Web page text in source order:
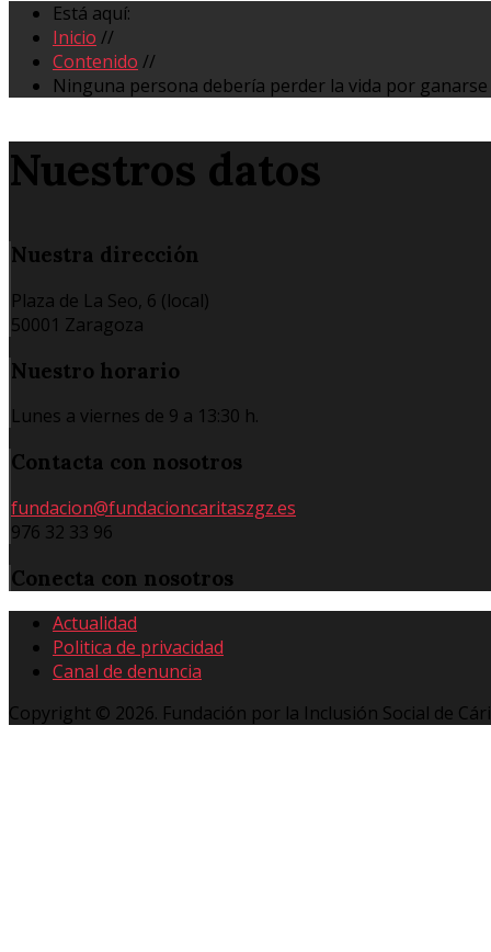
Está aquí:
Inicio //
Contenido //
Ninguna persona debería perder la vida por
Nuestros datos
Nuestra dirección
Plaza de La Seo, 6 (local)
50001 Zaragoza
Nuestro horario
Lunes a viernes de 9 a 13:30 h.
Contacta con nosotros
fundacion@fundacioncaritaszgz.es
976 32 33 96
Conecta con nosotros
Actualidad
Politica de privacidad
Canal de denuncia
Copyright © 2026. Fundación por la Inclusión Social de